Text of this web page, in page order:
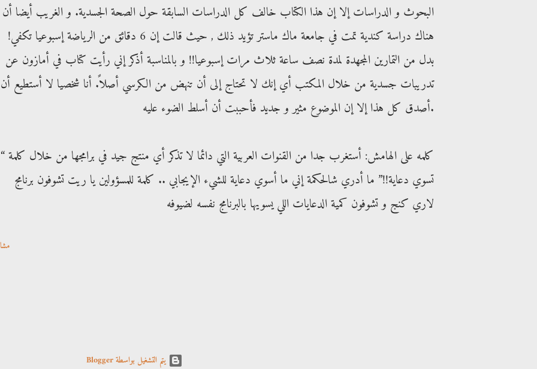
البحوث و الدراسات إلا إن هذا الكتاب خالف كل الدراسات السابقة حول الصحة الجسدية. و الغريب أيضا أن
هناك دراسة كندية تمت في جامعة ماك ماستر تؤيد ذلك , حيث قالت إن 6 دقائق من الرياضة إسبوعيا تكفي!
بدل من التمارين المجهدة لمدة نصف ساعة ثلاث مرات إسبوعيا!! و بالمناسبة أذكر إني رأيت كتاب في أمازون عن
تدريبات جسدية من خلال المكتب أي إنك لا تحتاج إلى أن تنهض من الكرسي أصلاً. أنا شخصيا لا أستطيع أن
أصدق كل هذا إلا إن الموضوع مثير و جديد فأحببت أن أسلط الضوء عليه.
كلمه على الهامش: أستغرب جدا من القنوات العربية التي دائما لا تذكر أي منتج جيد في برامجها من خلال كلمة
تسوي دعاية!!” ما أدري شالحكمة إني ما أسوي دعاية للشيء الإيجابي .. كلمة للمسؤولين يا ريت تشوفون برنامج
لاري كنج و تشوفون كمية الدعايات اللي يسويها بالبرنامج نفسه لضيوفه
‏يتم التشغيل بواسطة Blogger